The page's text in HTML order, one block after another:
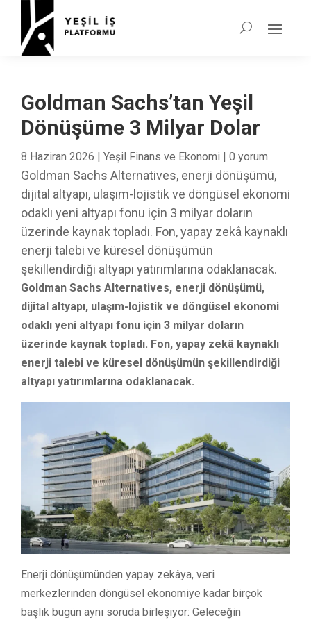
Goldman Sachs’tan Yeşil
Dönüşüme 3 Milyar Dolar
8 Haziran 2026 | Yeşil Finans ve Ekonomi | 0 yorum
Goldman Sachs Alternatives, enerji dönüşümü,
dijital altyapı, ulaşım-lojistik ve döngüsel ekonomi
odaklı yeni altyapı fonu için 3 milyar doların
üzerinde kaynak topladı. Fon, yapay zekâ kaynaklı
enerji talebi ve küresel dönüşümün
şekillendirdiği altyapı yatırımlarına odaklanacak.
Goldman Sachs Alternatives, enerji dönüşümü,
dijital altyapı, ulaşım-lojistik ve döngüsel ekonomi
odaklı yeni altyapı fonu için 3 milyar doların
üzerinde kaynak topladı. Fon, yapay zekâ kaynaklı
enerji talebi ve küresel dönüşümün şekillendirdiği
altyapı yatırımlarına odaklanacak.
Enerji dönüşümünden yapay zekâya, veri
merkezlerinden döngüsel ekonomiye kadar birçok
başlık bugün aynı soruda birleşiyor: Geleceğin